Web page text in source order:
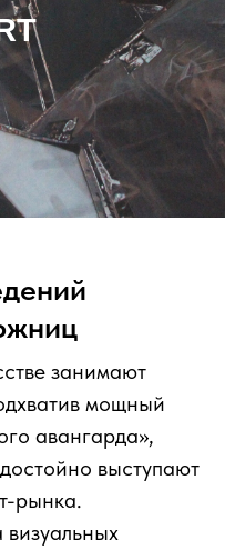
занимают
мощный
авангарда»,
выступают
рынка.